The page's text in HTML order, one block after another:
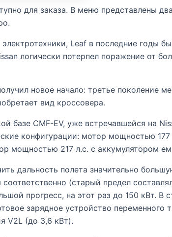
для заказа. В меню представлены
Leaf в последние годы
логически потерпел поражение от
новое начало: третье поколение
вид кроссовера.
базе CMF-EV, уже встречавшейся на
конфигурации: мотор мощностью 177
мощностью 217 л.с. с аккумулятором
дальность полета значительно
(старый предел
прогресс, на этот раз до 150 кВт. В
зарядное устройство переменного
V2L (до 3,6 кВт).